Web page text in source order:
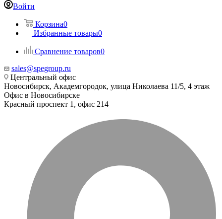
Войти
Корзина0
Избранные товары0
Сравнение товаров0
sales@spegroup.ru
Центральный офис
Новосибирск, Академгородок, улица Николаева 11/5, 4 этаж
Офис в Новосибирске
Красный проспект 1, офис 214